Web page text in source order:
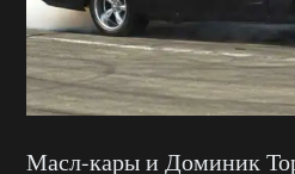
Масл-кары и Доминик